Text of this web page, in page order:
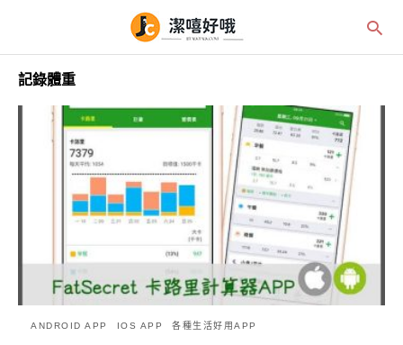
記錄體重
ANDROID APP IOS APP 各種生活好用APP